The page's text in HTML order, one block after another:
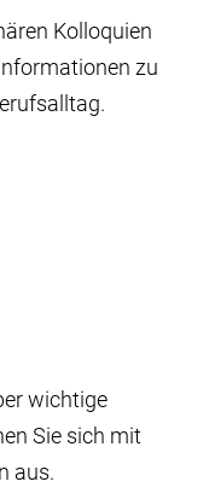
Kolloquien
zu
wichtige
Sie sich mit
aus.